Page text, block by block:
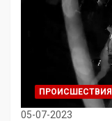
ПРОИСШЕСТВИЯ
05-07-2023